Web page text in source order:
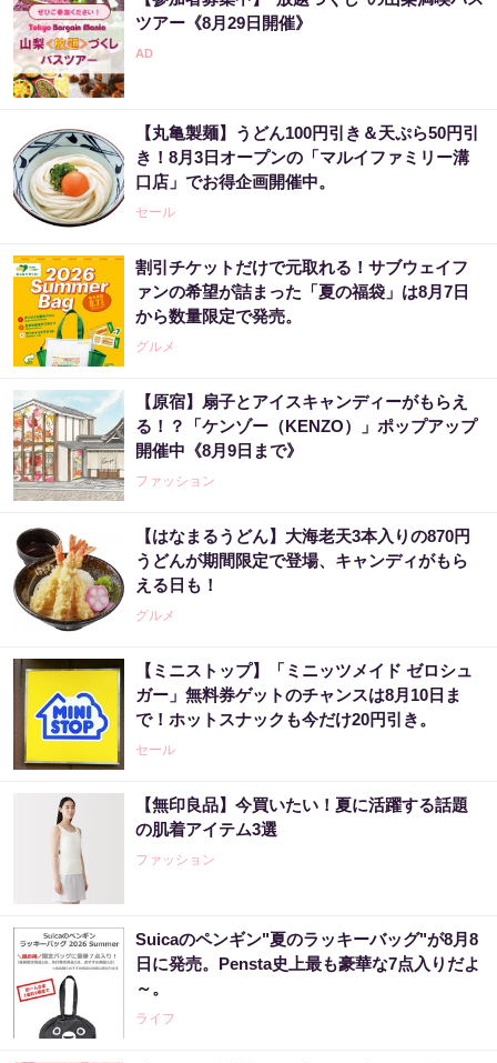
ツアー《8月29日開催》
【丸亀製麺】うどん100円引き＆天ぷら50円引
き！8月3日オープンの「マルイファミリー溝
口店」でお得企画開催中。
セール
割引チケットだけで元取れる！サブウェイフ
ァンの希望が詰まった「夏の福袋」は8月7日
から数量限定で発売。
グルメ
【原宿】扇子とアイスキャンディーがもらえ
る！？「ケンゾー（KENZO）」ポップアップ
開催中《8月9日まで》
ファッション
【はなまるうどん】大海老天3本入りの870円
うどんが期間限定で登場、キャンディがもら
える日も！
グルメ
【ミニストップ】「ミニッツメイド ゼロシュ
ガー」無料券ゲットのチャンスは8月10日ま
で！ホットスナックも今だけ20円引き。
セール
【無印良品】今買いたい！夏に活躍する話題
の肌着アイテム3選
ファッション
Suicaのペンギン"夏のラッキーバッグ"が8月8
日に発売。Pensta史上最も豪華な7点入りだよ
～。
ライフ